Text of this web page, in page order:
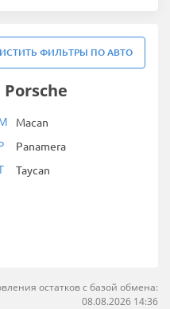
ФИЛЬТРЫ ПО АВТО
Porsche
Macan
Panamera
Taycan
остатков с базой обмена:
08.08.2026 14:36